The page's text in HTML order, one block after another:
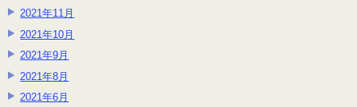
2021年11月
2021年10月
2021年9月
2021年8月
2021年6月